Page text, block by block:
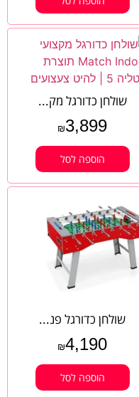
שולחן כדורגל מק...
₪3,899
הוספה לסל
שולחן כדורגל פנ...
₪4,190
הוספה לסל